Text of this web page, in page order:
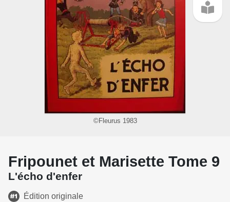
©Fleurus 1983
Fripounet et Marisette Tome 9
L'écho d'enfer
Édition originale